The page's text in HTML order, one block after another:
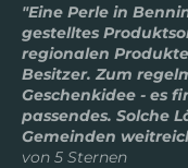
"Eine Perle in
gestelltes
regionalen
Besitzer. Zum
Geschenkidee - es
passendes. Solche
Gemeinden
von 5 Sternen